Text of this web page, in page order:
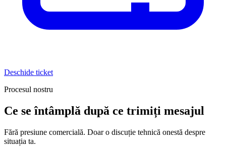
Deschide ticket
Procesul nostru
Ce se întâmplă după ce trimiți mesajul
Fără presiune comercială. Doar o discuție tehnică onestă despre
situația ta.